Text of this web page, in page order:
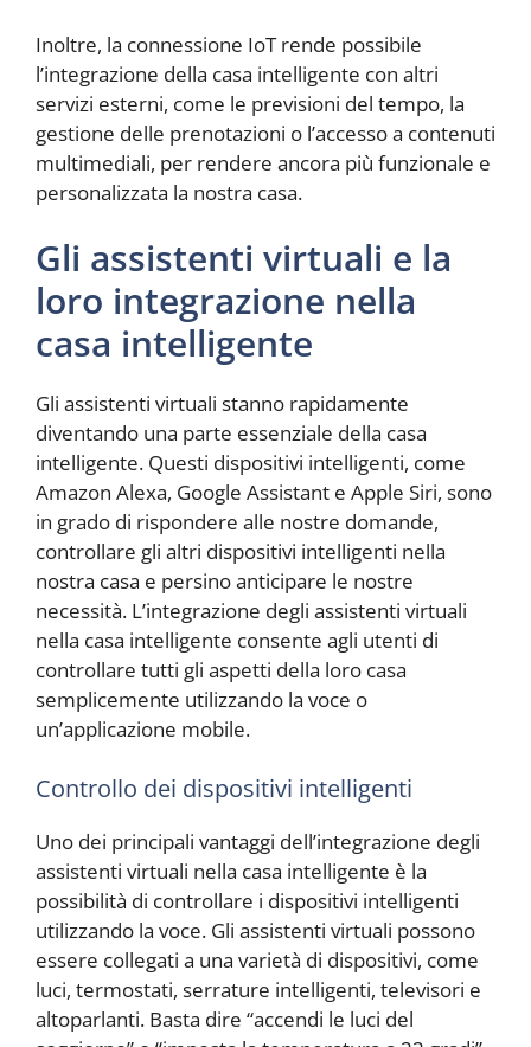
Inoltre, la connessione IoT rende possibile
l’integrazione della casa intelligente con altri
servizi esterni, come le previsioni del tempo, la
gestione delle prenotazioni o l’accesso a contenuti
multimediali, per rendere ancora più funzionale e
personalizzata la nostra casa.
Gli assistenti virtuali e la
loro integrazione nella
casa intelligente
Gli assistenti virtuali stanno rapidamente
diventando una parte essenziale della casa
intelligente. Questi dispositivi intelligenti, come
Amazon Alexa, Google Assistant e Apple Siri, sono
in grado di rispondere alle nostre domande,
controllare gli altri dispositivi intelligenti nella
nostra casa e persino anticipare le nostre
necessità. L’integrazione degli assistenti virtuali
nella casa intelligente consente agli utenti di
controllare tutti gli aspetti della loro casa
semplicemente utilizzando la voce o
un’applicazione mobile.
Controllo dei dispositivi intelligenti
Uno dei principali vantaggi dell’integrazione degli
assistenti virtuali nella casa intelligente è la
possibilità di controllare i dispositivi intelligenti
utilizzando la voce. Gli assistenti virtuali possono
essere collegati a una varietà di dispositivi, come
luci, termostati, serrature intelligenti, televisori e
altoparlanti. Basta dire “accendi le luci del